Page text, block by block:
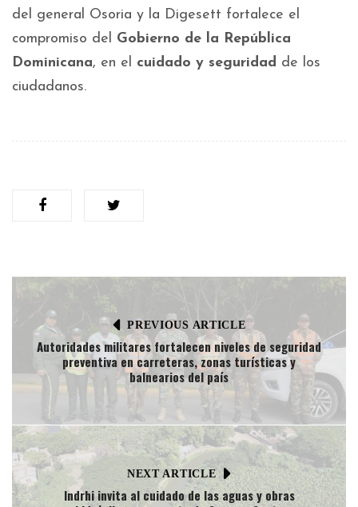
del general Osoria y la Digesett fortalece el
compromiso del Gobierno de la República
Dominicana, en el cuidado y seguridad de los
ciudadanos.
PREVIOUS ARTICLE
Autoridades militares fortalecen niveles de seguridad
preventiva en carreteras, zonas turísticas y
balnearios del país
NEXT ARTICLE
Indrhi invita al cuidado de las aguas y obras